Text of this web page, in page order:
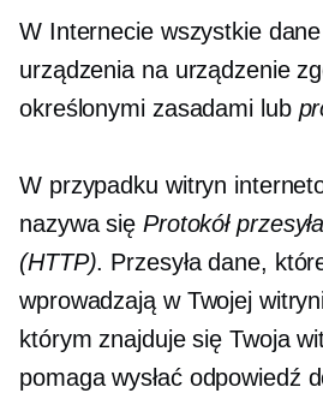
W Internecie wszystkie
urządzenia na urządzenie
określonymi zasadami lub
W przypadku witryn
nazywa się Protokół
(HTTP). Przesyła dane,
wprowadzają w Twojej
którym znajduje się Twoja
pomaga wysłać odpowiedź